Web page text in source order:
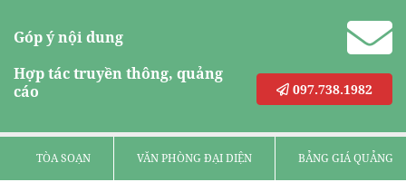
Góp ý nội dung
Hợp tác truyền thông, quảng
cáo
097.738.1982
TÒA SOẠN VĂN PHÒNG ĐẠI DIỆN BẢNG GIÁ QUẢNG